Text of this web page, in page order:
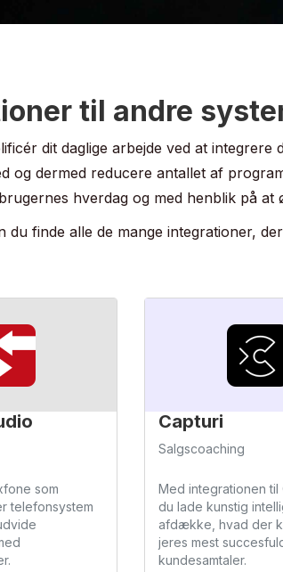
til andre
dit daglige arbejde ved at
og dermed reducere antallet af
hverdag og med henblik på at
du finde alle de mange integrationer,
som
telefonsystem
Capturi
Salgscoaching
Med integrationen til
du lade kunstig
afdække, hvad der
jeres mest
kundesamtaler.